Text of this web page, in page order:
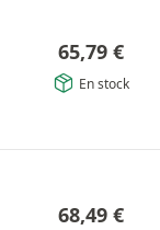
65,79 €
En stock
68,49 €